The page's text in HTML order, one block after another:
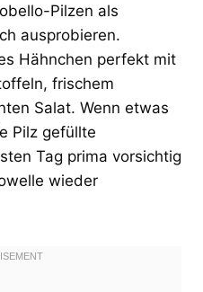
Pilzen als
ausprobieren.
Hähnchen perfekt mit
frischem
Salat. Wenn etwas
Pilz gefüllte
Tag prima vorsichtig
wieder